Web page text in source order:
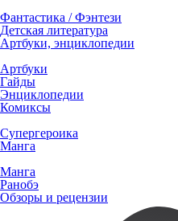
Фантастика / Фэнтези
Детская литература
Артбуки, энциклопедии
Артбуки
Гайды
Энциклопедии
Комиксы
Супергероика
Манга
Манга
Ранобэ
Обзоры и рецензии